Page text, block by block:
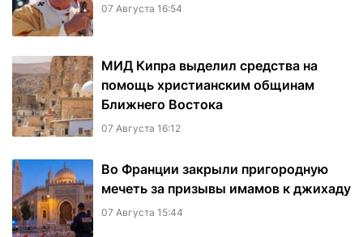
07 Августа 16:54
МИД Кипра выделил средства на
помощь христианским общинам
Ближнего Востока
07 Августа 16:12
Во Франции закрыли пригородную
мечеть за призывы имамов к джихаду
07 Августа 15:44